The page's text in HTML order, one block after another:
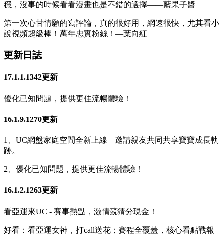
穩，沒事的時候看看漫畫也是不錯的選擇——藍果子醬
第一次心甘情願的寫評論，真的很好用，網速很快，尤其看小
說視頻超級棒！萬年忠實粉絲！—葉向紅
更新日誌
17.1.1.1342更新
優化已知問題，提供更佳流暢體驗！
16.1.9.1270更新
1、UC網盤家庭空間全新上線，邀請親友共同共享寶寶成長軌
跡。
2、優化已知問題，提供更佳流暢體驗！
16.1.2.1263更新
看亞運來UC - 賽事熱點，激情競猜分現金！
好看：看亞運女神，打call送花；賽程全覆蓋，核心看點戰報